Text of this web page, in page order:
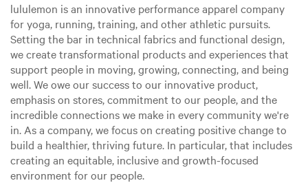
lululemon is an innovative performance apparel company
for yoga, running, training, and other athletic pursuits.
Setting the bar in technical fabrics and functional design,
we create transformational products and experiences that
support people in moving, growing, connecting, and being
well. We owe our success to our innovative product,
emphasis on stores, commitment to our people, and the
incredible connections we make in every community we're
in. As a company, we focus on creating positive change to
build a healthier, thriving future. In particular, that includes
creating an equitable, inclusive and growth-focused
environment for our people.